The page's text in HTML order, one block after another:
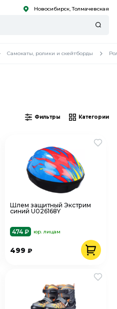
Новосибирск, Толмачевская
Самокаты, ролики и скейтборды
Фильтры Категории
Шлем защитный Экстрим
синий U026168Y
474 ₽ юр. лицам
499₽